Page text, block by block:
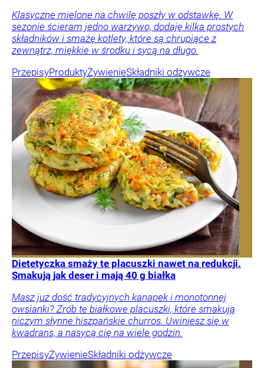
Klasyczne mielone na chwilę poszły w odstawkę. W
sezonie ścieram jedno warzywo, dodaję kilka prostych
składników i smażę kotlety, które są chrupiące z
zewnątrz, miękkie w środku i sycą na długo.
PrzepisyProduktyŻywienieSkładniki odżywcze
Dietetyczka smaży te placuszki nawet na redukcji.
Smakują jak deser i mają 40 g białka
Masz już dość tradycyjnych kanapek i monotonnej
owsianki? Zrób te białkowe placuszki, które smakują
niczym słynne hiszpańskie churros. Uwiniesz się w
kwadrans, a nasycą cię na wiele godzin.
PrzepisyŻywienieSkładniki odżywcze